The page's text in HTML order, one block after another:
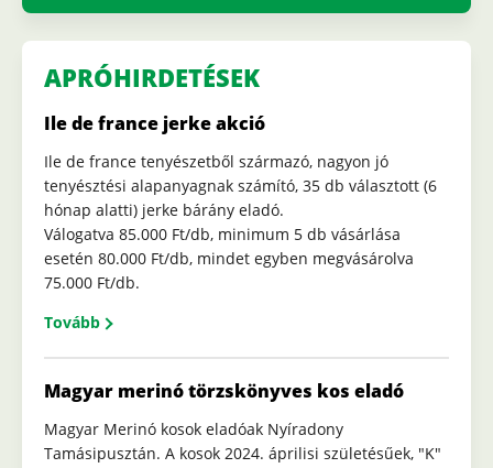
APRÓHIRDETÉSEK
Ile de france jerke akció
Ile de france tenyészetből származó, nagyon jó
tenyésztési alapanyagnak számító, 35 db választott (6
hónap alatti) jerke bárány eladó.
Válogatva 85.000 Ft/db, minimum 5 db vásárlása
esetén 80.000 Ft/db, mindet egyben megvásárolva
75.000 Ft/db.
Tovább
Magyar merinó törzskönyves kos eladó
Magyar Merinó kosok eladóak Nyíradony
Tamásipusztán. A kosok 2024. áprilisi születésűek, "K"